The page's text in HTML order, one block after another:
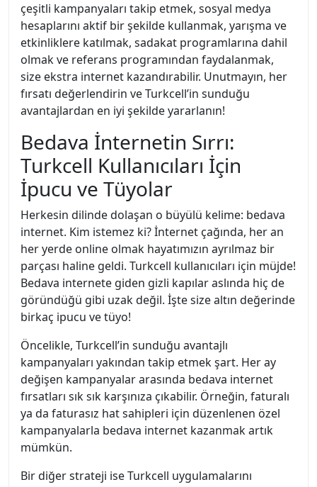
çeşitli kampanyaları takip etmek, sosyal medya
hesaplarını aktif bir şekilde kullanmak, yarışma ve
etkinliklere katılmak, sadakat programlarına dahil
olmak ve referans programından faydalanmak,
size ekstra internet kazandırabilir. Unutmayın, her
fırsatı değerlendirin ve Turkcell’in sunduğu
avantajlardan en iyi şekilde yararlanın!
Bedava İnternetin Sırrı:
Turkcell Kullanıcıları İçin
İpucu ve Tüyolar
Herkesin dilinde dolaşan o büyülü kelime: bedava
internet. Kim istemez ki? İnternet çağında, her an
her yerde online olmak hayatımızın ayrılmaz bir
parçası haline geldi. Turkcell kullanıcıları için müjde!
Bedava internete giden gizli kapılar aslında hiç de
göründüğü gibi uzak değil. İşte size altın değerinde
birkaç ipucu ve tüyo!
Öncelikle, Turkcell’in sunduğu avantajlı
kampanyaları yakından takip etmek şart. Her ay
değişen kampanyalar arasında bedava internet
fırsatları sık sık karşınıza çıkabilir. Örneğin, faturalı
ya da faturasız hat sahipleri için düzenlenen özel
kampanyalarla bedava internet kazanmak artık
mümkün.
Bir diğer strateji ise Turkcell uygulamalarını